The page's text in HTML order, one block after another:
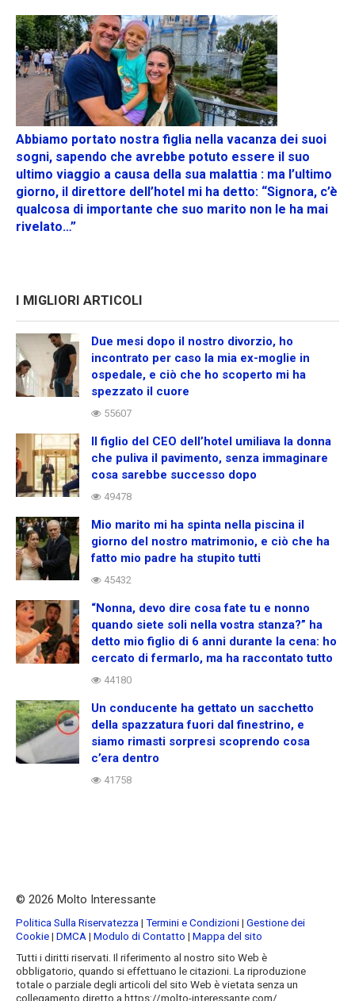
Abbiamo portato nostra figlia nella vacanza dei suoi
sogni, sapendo che avrebbe potuto essere il suo
ultimo viaggio a causa della sua malattia : ma l’ultimo
giorno, il direttore dell’hotel mi ha detto: “Signora, c’è
qualcosa di importante che suo marito non le ha mai
rivelato…”
I MIGLIORI ARTICOLI
Due mesi dopo il nostro divorzio, ho
incontrato per caso la mia ex-moglie in
ospedale, e ciò che ho scoperto mi ha
spezzato il cuore
55607
Il figlio del CEO dell’hotel umiliava la donna
che puliva il pavimento, senza immaginare
cosa sarebbe successo dopo
49478
Mio marito mi ha spinta nella piscina il
giorno del nostro matrimonio, e ciò che ha
fatto mio padre ha stupito tutti
45432
“Nonna, devo dire cosa fate tu e nonno
quando siete soli nella vostra stanza?” ha
detto mio figlio di 6 anni durante la cena: ho
cercato di fermarlo, ma ha raccontato tutto
44180
Un conducente ha gettato un sacchetto
della spazzatura fuori dal finestrino, e
siamo rimasti sorpresi scoprendo cosa
c’era dentro
41758
© 2026 Molto Interessante
Politica Sulla Riservatezza | Termini e Condizioni| Gestione dei
Cookie| DMCA | Modulo di Contatto | Mappa del sito
Tutti i diritti riservati. Il riferimento al nostro sito Web è
obbligatorio, quando si effettuano le citazioni. La riproduzione
totale o parziale degli articoli del sito Web è vietata senza un
collegamento diretto a https://molto-interessante.com/.